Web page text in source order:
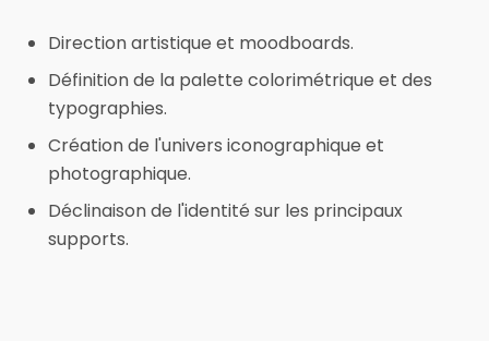
Direction artistique et moodboards.
Définition de la palette colorimétrique et des
typographies.
Création de l'univers iconographique et
photographique.
Déclinaison de l'identité sur les principaux
supports.